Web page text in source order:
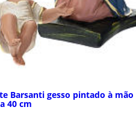
Barsanti gesso pintado à mão
40 cm